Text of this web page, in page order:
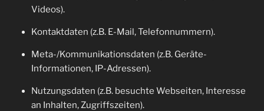
Videos).
Kontaktdaten (z.B. E-Mail, Telefonnummern).
Meta-/Kommunikationsdaten (z.B. Geräte-
Informationen, IP-Adressen).
Nutzungsdaten (z.B. besuchte Webseiten, Interesse
an Inhalten, Zugriffszeiten).